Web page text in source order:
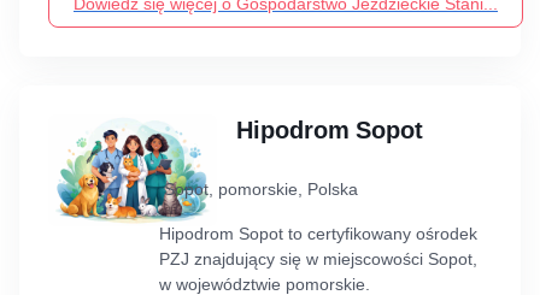
Hipodrom Sopot
Sopot, pomorskie, Polska
Hipodrom Sopot to certyfikowany ośrodek
PZJ znajdujący się w miejscowości Sopot,
w województwie pomorskie.